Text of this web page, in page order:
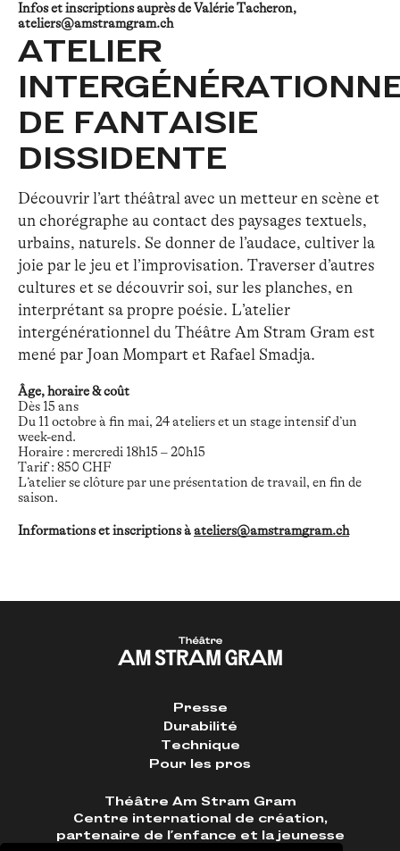
Infos et inscriptions auprès de Valérie Tacheron,
ateliers@amstramgram.ch
ATELIER
DE FANTAISIE
DISSIDENTE
Découvrir l’art théâtral avec un metteur en scène et
un chorégraphe au contact des paysages textuels,
urbains, naturels. Se donner de l’audace, cultiver la
joie par le jeu et l’improvisation. Traverser d’autres
cultures et se découvrir soi, sur les planches, en
interprétant sa propre poésie. L’atelier
intergénérationnel du Théâtre Am Stram Gram est
mené par Joan Mompart et Rafael Smadja.
Âge, horaire & coût
Dès 15 ans
Du 11 octobre à fin mai, 24 ateliers et un stage intensif d’un
week-end.
Horaire : mercredi 18h15 – 20h15
Tarif : 850 CHF
L’atelier se clôture par une présentation de travail, en fin de
saison.
Informations et inscriptions àateliers@amstramgram.ch
Presse
Durabilité
Technique
Pour les pros
Théâtre Am Stram Gram
Centre international de création,
partenaire de l'enfance et la jeunesse